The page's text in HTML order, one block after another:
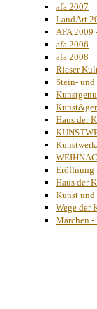
afa 2007
LandArt
AFA 2009
afa 2006
afa 2008
Rieser
Stein-
Haus der
Eröffnung
Haus der
Kunst und
Wege der
Märchen -